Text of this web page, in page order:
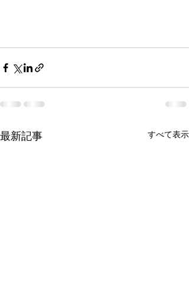
最新記事 すべて表示